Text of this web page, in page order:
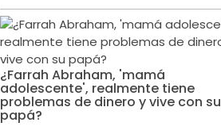
¿Farrah Abraham, 'mamá
adolescente', realmente tiene
problemas de dinero y vive con su
papá?